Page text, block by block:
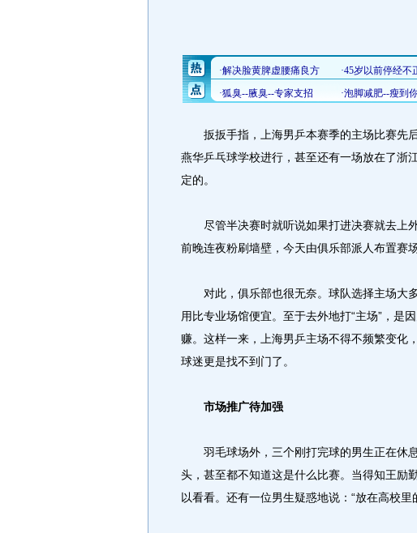
扳扳手指，上海男乒本赛季的主场比赛先
燕华乒乓球学校进行，甚至还有一场放在了浙
定的。
尽管半决赛时就听说如果打进决赛就去上
前晚连夜粉刷墙壁，今天由俱乐部派人布置赛
对此，俱乐部也很无奈。球队选择主场大
用比专业场馆便宜。至于去外地打“主场”，是
赚。这样一来，上海男乒主场不得不频繁变化
球迷更是找不到门了。
市场推广待加强
羽毛球场外，三个刚打完球的男生正在休
头，甚至都不知道这是什么比赛。当得知王励
以看看。还有一位男生疑惑地说：“放在高校